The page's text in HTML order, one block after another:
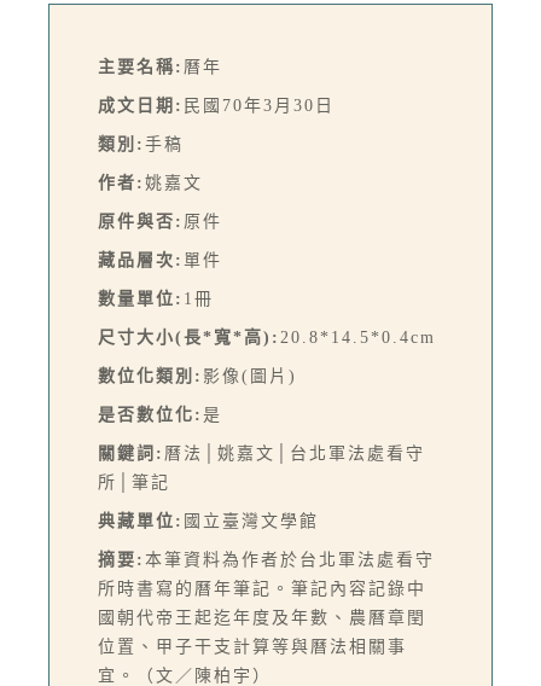
主要名稱: 曆年
成文日期: 民國70年3月30日
類別: 手稿
作者: 姚嘉文
原件與否: 原件
藏品層次: 單件
數量單位: 1冊
尺寸大小(長*寬*高): 20.8*14.5*0.4cm
數位化類別: 影像(圖片)
是否數位化: 是
關鍵詞: 曆法│姚嘉文│台北軍法處看守
所│筆記
典藏單位: 國立臺灣文學館
摘要: 本筆資料為作者於台北軍法處看守
所時書寫的曆年筆記。筆記內容記錄中
國朝代帝王起迄年度及年數、農曆章閏
位置、甲子干支計算等與曆法相關事
宜。（文／陳柏宇）